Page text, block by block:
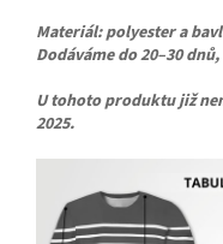
Materiál: polyester a
Dodáváme do 20–30
U tohoto produktu již
2025.